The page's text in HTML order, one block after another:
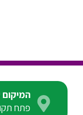
המיקום
פתח